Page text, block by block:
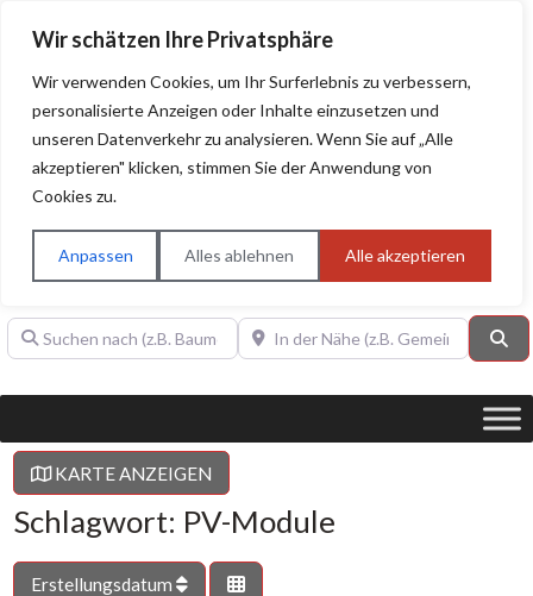
Wir schätzen Ihre Privatsphäre
Wir verwenden Cookies, um Ihr Surferlebnis zu verbessern,
personalisierte Anzeigen oder Inhalte einzusetzen und
unseren Datenverkehr zu analysieren. Wenn Sie auf „Alle
akzeptieren" klicken, stimmen Sie der Anwendung von
Cookies zu.
Anpassen Alles ablehnen Alle akzeptieren
BAUHERRENHILFE.orgQualitätssiegel!
Sie finden hier nur Qualitätsbetriebe, die mit dem DIAMANT,
PLATIN, GOLD, SILBER, ANWÄRTER "Bauherrenhilfe.org-
Qualitätssiegel" ausgezeichnet sind.
Suchen nach (z.B. Baumeister oder Dachdecker)In der Nähe (z.B. Gemeinde Baden)
KARTE ANZEIGEN
Schlagwort: PV-Module
Erstellungsdatum